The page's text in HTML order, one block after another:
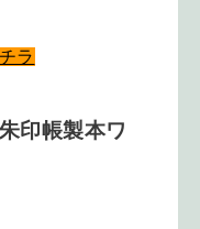
ラ
印帳製本ワ